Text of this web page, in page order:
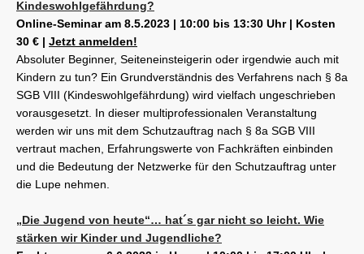
Kindeswohlgefährdung?
Online-Seminar am 8.5.2023 | 10:00 bis 13:30 Uhr | Kosten
30 € | Jetzt anmelden!
Absoluter Beginner, Seiteneinsteigerin oder irgendwie auch mit
Kindern zu tun? Ein Grundverständnis des Verfahrens nach § 8a
SGB VIII (Kindeswohlgefährdung) wird vielfach ungeschrieben
vorausgesetzt. In dieser multiprofessionalen Veranstaltung
werden wir uns mit dem Schutzauftrag nach § 8a SGB VIII
vertraut machen, Erfahrungswerte von Fachkräften einbinden
und die Bedeutung der Netzwerke für den Schutzauftrag unter
die Lupe nehmen.
„Die Jugend von heute“… hat´s gar nicht so leicht. Wie
stärken wir Kinder und Jugendliche?